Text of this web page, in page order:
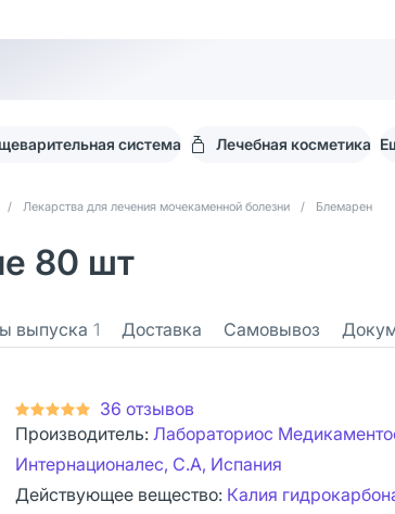
система Лечебная косметика
/ Лекарства для лечения мочекаменной болезни / Блемарен
80 шт
выпуска 1 Доставка Самовывоз
36 отзывов
Производитель: Лабораториос
Интернационалес, С.А, Испания
Действующее вещество: Калия